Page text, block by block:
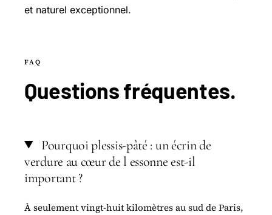
et naturel exceptionnel.
FAQ
Questionsfréquentes.
Pourquoi plessis-pâté : un écrin de
verdure au cœur de l essonne est-il
important ?
À seulement vingt-huit kilomètres au sud de Paris,